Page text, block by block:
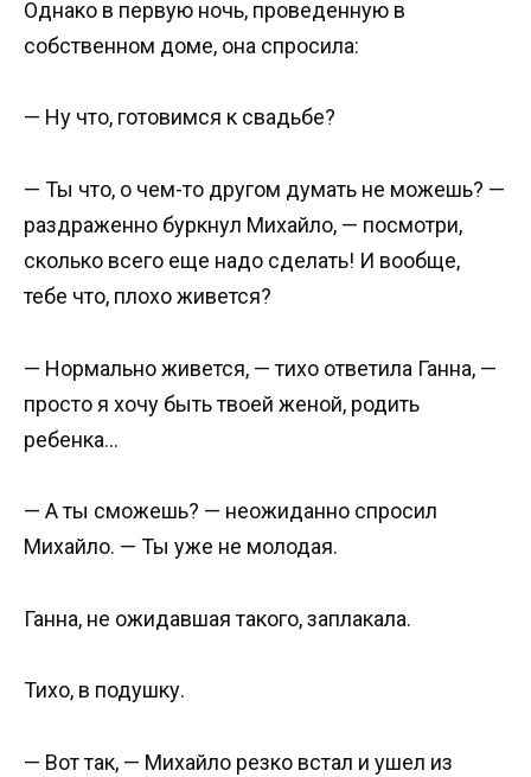
Однако в первую ночь, проведенную в
собственном доме, она спросила:
— Ну что, готовимся к свадьбе?
— Ты что, о чем-то другом думать не можешь? —
раздраженно буркнул Михайло, — посмотри,
сколько всего еще надо сделать! И вообще,
тебе что, плохо живется?
— Нормально живется, — тихо ответила Ганна, —
просто я хочу быть твоей женой, родить
ребенка…
— А ты сможешь? — неожиданно спросил
Михайло. — Ты уже не молодая.
Ганна, не ожидавшая такого, заплакала.
Тихо, в подушку.
— Вот так, — Михайло резко встал и ушел из